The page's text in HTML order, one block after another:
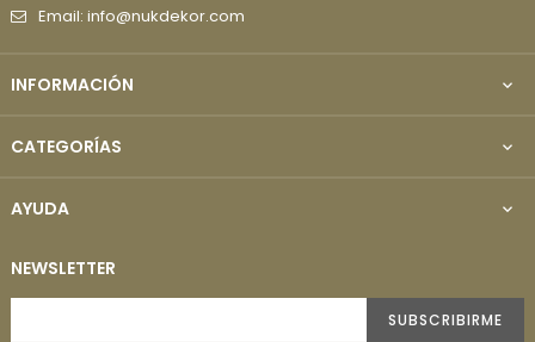
Email: info@nukdekor.com
INFORMACIÓN 
CATEGORÍAS 
AYUDA 
NEWSLETTER
SUBSCRIBIRME